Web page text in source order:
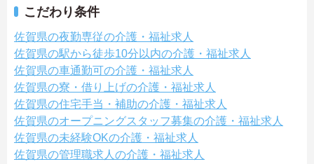
こだわり条件
佐賀県の夜勤専従の介護・福祉求人
佐賀県の駅から徒歩10分以内の介護・福祉求人
佐賀県の車通勤可の介護・福祉求人
佐賀県の寮・借り上げの介護・福祉求人
佐賀県の住宅手当・補助の介護・福祉求人
佐賀県のオープニングスタッフ募集の介護・福祉求人
佐賀県の未経験OKの介護・福祉求人
佐賀県の管理職求人の介護・福祉求人